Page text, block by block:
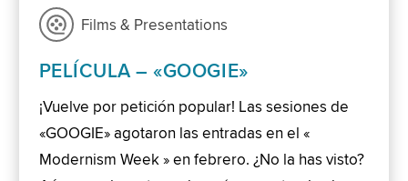
Films & Presentations
PELÍCULA – «GOOGIE»
¡Vuelve por petición popular! Las sesiones de
«GOOGIE» agotaron las entradas en el «
Modernism Week » en febrero. ¿No la has visto?